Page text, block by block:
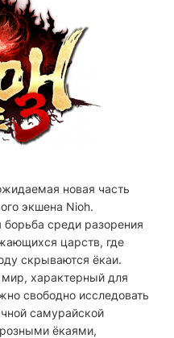
новая часть
экшена Nioh.
борьба среди разорения
царств, где
скрываются ёкаи.
характерный для
свободно исследовать
самурайской
ёкаями,